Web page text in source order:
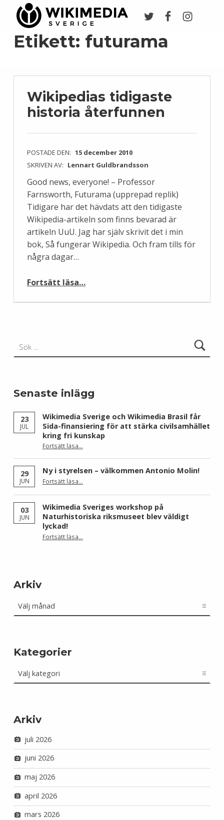
Etikett: futurama
Wikipedias tidigaste
historia återfunnen
POSTADE DEN: 15 december 2010
SKRIVEN AV: Lennart Guldbrandsson
Good news, everyone! – Professor
Farnsworth, Futurama (upprepad replik)
Tidigare har det hävdats att den tidigaste
Wikipedia-artikeln som finns bevarad är
artikeln UuU. Jag har själv skrivit det i min
bok, Så fungerar Wikipedia. Och fram tills för
några dagar…
Fortsätt läsa…
Senaste inlägg
23
JUL
Wikimedia Sverige och Wikimedia Brasil får
Sida-finansiering för att stärka civilsamhället
kring fri kunskap
Fortsätt läsa“Wikimedia Sverige och Wikimedia Brasil får Sida-finansiering för att stärka civilsamhället kring fri kunskap”
…
29
JUN
Ny i styrelsen – välkommen Antonio Molin!
Fortsätt läsa“Ny i styrelsen – välkommen Antonio Molin!”
…
03
JUN
Wikimedia Sveriges workshop på
Naturhistoriska riksmuseet blev väldigt
lyckad!
Fortsätt läsa“Wikimedia Sveriges workshop på Naturhistoriska riksmuseet blev väldigt lyckad!”
…
Arkiv
Kategorier
Arkiv
juli 2026
juni 2026
maj 2026
april 2026
mars 2026